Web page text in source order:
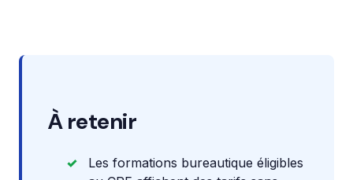
À retenir
Les formations bureautique éligibles